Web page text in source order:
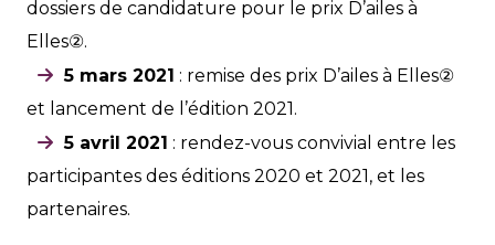
dossiers de candidature pour le prix D’ailes à
Elles②.
5 mars 2021 : remise des prix D’ailes à Elles②
et lancement de l’édition 2021.
5 avril 2021 : rendez-vous convivial entre les
participantes des éditions 2020 et 2021, et les
partenaires.